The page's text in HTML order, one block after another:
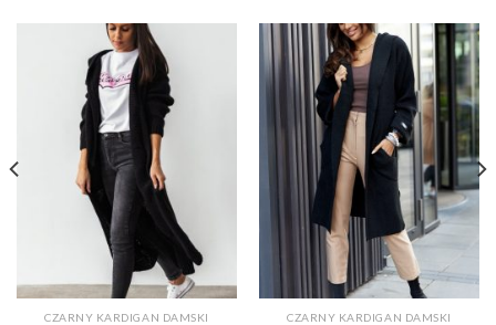
CZARNY KARDIGAN DAMSKI CZARNY KARDIGAN DAMSKI